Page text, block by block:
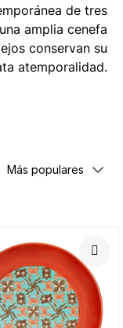
de tres
amplia cenefa
conservan su
atemporalidad.